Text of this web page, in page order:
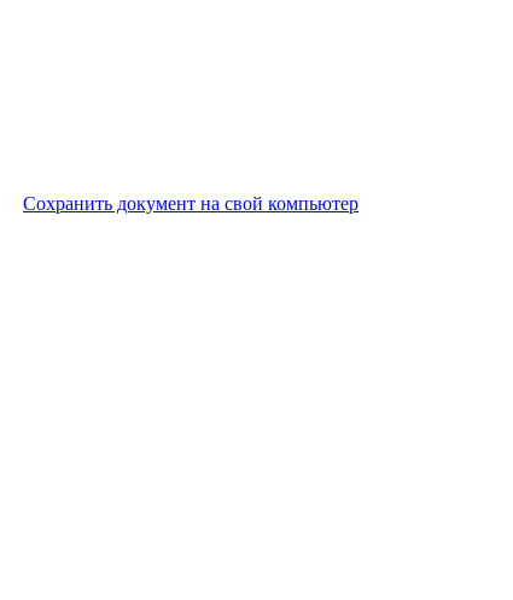
Сохранить документ на свой компьютер